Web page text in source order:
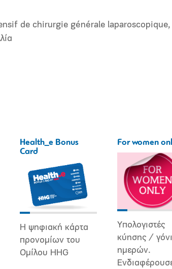
de chirurgie générale laparoscopique,
Health_e Bonus
Card
Η ψηφιακή κάρτα
προνομίων του
Ομίλου HHG
For women
Υπολογιστές
κύησης /
ημερών.